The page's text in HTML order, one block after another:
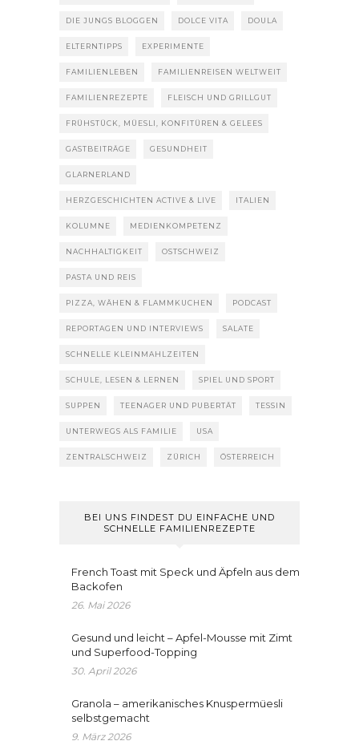
DIE JUNGS BLOGGEN DOLCE VITA DOULA
ELTERNTIPPS EXPERIMENTE
FAMILIENLEBEN FAMILIENREISEN WELTWEIT
FAMILIENREZEPTE FLEISCH UND GRILLGUT
FRÜHSTÜCK, MÜESLI, KONFITÜREN & GELEES
GASTBEITRÄGE GESUNDHEIT
GLARNERLAND
HERZGESCHICHTEN ACTIVE & LIVE ITALIEN
KOLUMNE MEDIENKOMPETENZ
NACHHALTIGKEIT OSTSCHWEIZ
PASTA UND REIS
PIZZA, WÄHEN & FLAMMKUCHEN PODCAST
REPORTAGEN UND INTERVIEWS SALATE
SCHNELLE KLEINMAHLZEITEN
SCHULE, LESEN & LERNEN SPIEL UND SPORT
SUPPEN TEENAGER UND PUBERTÄT TESSIN
UNTERWEGS ALS FAMILIE USA
ZENTRALSCHWEIZ ZÜRICH ÖSTERREICH
BEI UNS FINDEST DU EINFACHE UND
SCHNELLE FAMILIENREZEPTE
French Toast mit Speck und Äpfeln aus dem
Backofen
26. Mai 2026
Gesund und leicht – Apfel-Mousse mit Zimt
und Superfood-Topping
30. April 2026
Granola – amerikanisches Knuspermüesli
selbstgemacht
9. März 2026